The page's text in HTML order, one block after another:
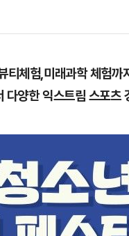
티체험,미래과학 체험까
양한 익스트림 스포츠